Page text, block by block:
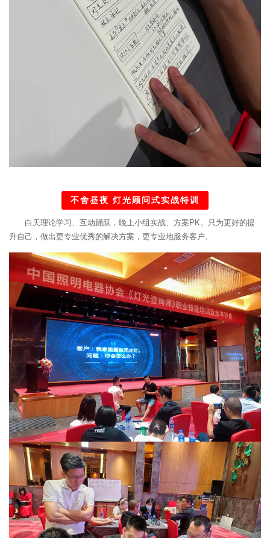
不舍昼夜 灯光顾问式实战特训
白天理论学习、互动踊跃，晚上小组实战、方案PK。只为更好的提
升自己，做出更专业优秀的解决方案，更专业地服务客户。